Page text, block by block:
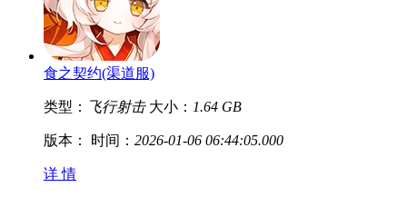
食之契约(渠道服)
类型： 飞行射击 大小： 1.64 GB
版本： 时间： 2026-01-06 06:44:05.000
详 情